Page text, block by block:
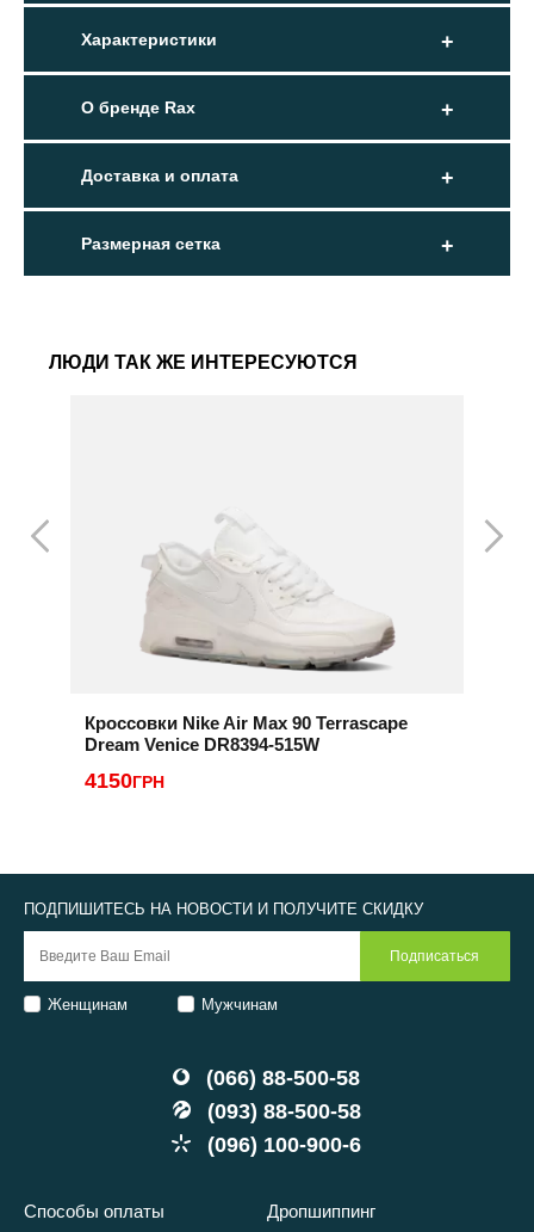
Характеристики
О бренде Rax
Доставка и оплата
Размерная сетка
ЛЮДИ ТАК ЖЕ ИНТЕРЕСУЮТСЯ
Кроссовки Nike Air Max 90 Terrascape
Dream Venice DR8394-515W
4150ГРН
(066) 88-500-58
(093) 88-500-58
(096) 100-900-6
Способы оплаты
Дропшиппинг
ПОДПИШИТЕСЬ НА НОВОСТИ И ПОЛУЧИТЕ СКИДКУ
Женщинам Мужчинам